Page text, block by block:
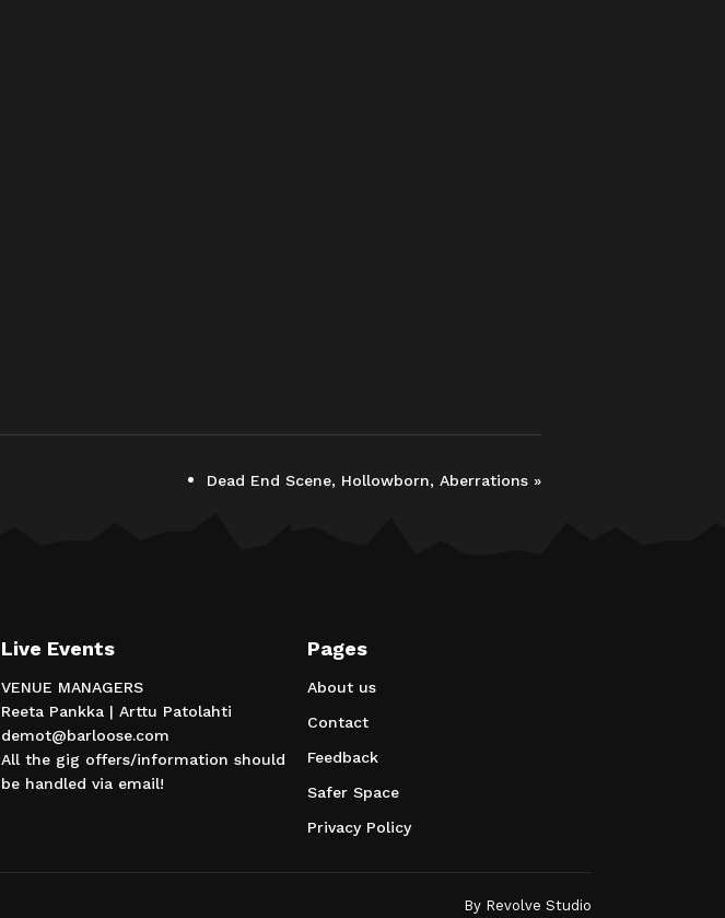
Dead End Scene, Hollowborn, Aberrations »
Live Events
VENUE MANAGERS
Reeta Pankka | Arttu Patolahti
demot@barloose.com
All the gig offers/information should
be handled via email!
Pages
About us
Contact
Feedback
Safer Space
Privacy Policy
By Revolve Studio